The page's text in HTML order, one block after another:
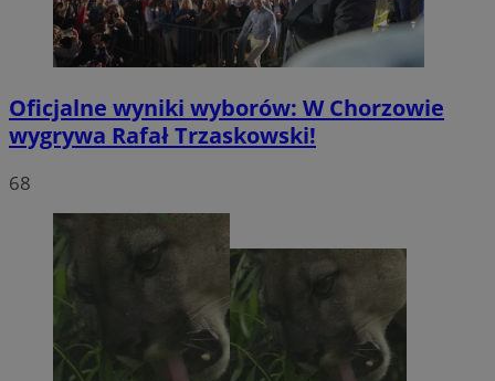
Oficjalne wyniki wyborów: W Chorzowie
wygrywa Rafał Trzaskowski!
68